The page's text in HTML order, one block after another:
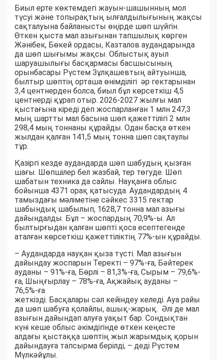
Биыл ерте көктемдегі жауын-шашынның мол
түсуі және топырақтың ылғалдылығының жақсы
сақталуына байланысты өңірде шөп шүйгін.
Өткен қыста мал азығынан тапшылық көрген
Жәнібек, Бөкей ордасы, Казталов аудандарында
да шөп шығымы жақсы. Облыстық ауыл
шаруашылығы басқармасы басшысының
орынбасары Рүстем Зұлқашевтың айтуынша,
былтыр шөптің орташа өнімділігі әр гектарынан
3,4 центнерден болса, биыл бұл көрсеткіш 4,5
центнерді құрап отыр. 2026-2027 жылғы мал
қыстағына кіреді деп жоспарланған 1 млн 247,3
мың шартты мал басына шөп қажеттілігі 2 млн
298,4 мың тоннаны құрайды. Одан басқа өткен
жылдан қалған 141,5 мың тонна шөп сақтаулы
тұр.
Қазіргі кезде аудандарда шөп шабудың қызған
шағы. Шөпшілер бел жазбай, тер төгуде. Шөп
шабатын техника да сайлы. Науқанға облыс
бойынша 4371 орақ қатысуда. Аудандардың 4
тамыздағы мәліметіне сәйкес 3315 гектар
шабындық шабылып, 1628,7 тонна мал азығы
дайындалды. Бұл – жоспардың 70,9%-ы. Ал
былтырғыдан қалған шөпті қоса есептегенде
аталған көрсеткіш қажеттіліктің 77%-ын құрайды.
– Аудандарда науқан қыза түсті. Мал азығын
дайындау жоспарын Теректі – 97%-ға, Бәйтерек
ауданы – 91%-ға, Бөрлі – 81,3%-ға, Сырым – 79,6%-
ға, Шыңғырлау – 78%-ға, Ақжайық ауданы –
76,5%-ға
жеткізді. Басқалары сәл кейіндеу келеді. Ауа райы
да шөп шабуға қолайлы, ашық-жарық. Әлі де мал
азығын дайындап алуға уақыт бар. Сондықтан
күні кеше облыс әкімдігінде өткен кеңесте
алдағы қыстаққа шөптің жыл жарымдық қорын
дайындауға тапсырма берілді, – деді Рүстем
Мүлкәйұлы.